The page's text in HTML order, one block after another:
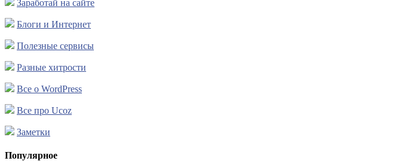
Заработай на сайте
Блоги и Интернет
Полезные сервисы
Разные хитрости
Все о WordPress
Все про Ucoz
Заметки
Популярное